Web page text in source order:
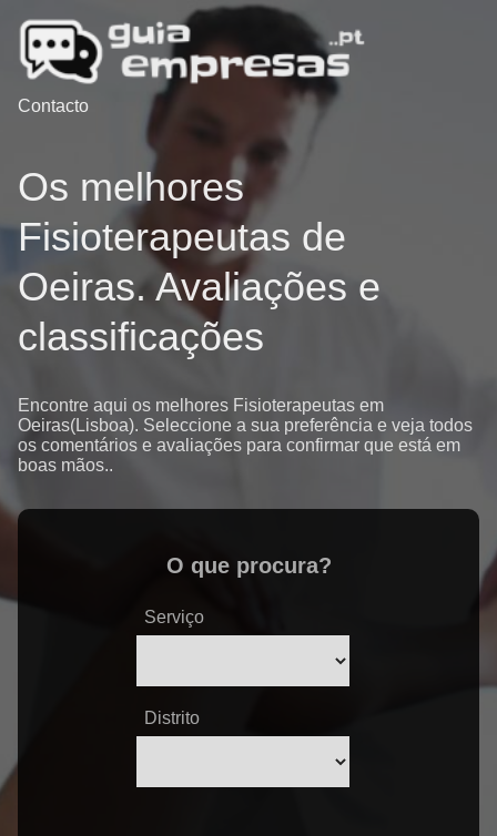
Contacto
Os melhores
Fisioterapeutas de
Oeiras. Avaliações e
classificações
Encontre aqui os melhores Fisioterapeutas em
Oeiras(Lisboa). Seleccione a sua preferência e veja todos
os comentários e avaliações para confirmar que está em
boas mãos..
O que procura?
Serviço
Distrito